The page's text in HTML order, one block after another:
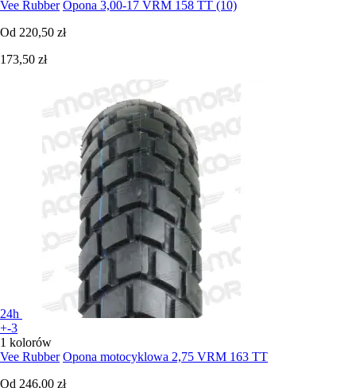
Vee Rubber Opona 3,00-17 VRM 158 TT (10)
Od 220,50 zł
173,50 zł
24h
+-3
1 kolorów
Vee Rubber Opona motocyklowa 2,75 VRM 163 TT
Od 246,00 zł